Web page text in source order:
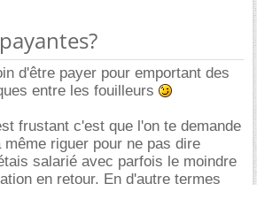
d'être payer pour emportant des
entre les fouilleurs
frustant c'est que l'on te demande
riguer pour ne pas dire
salarié avec parfois le moindre
en retour. En d'autre termes